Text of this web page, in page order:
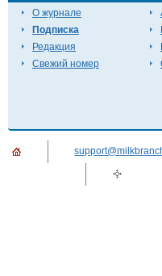
О журнале
Подписка
Редакция
Свежий номер